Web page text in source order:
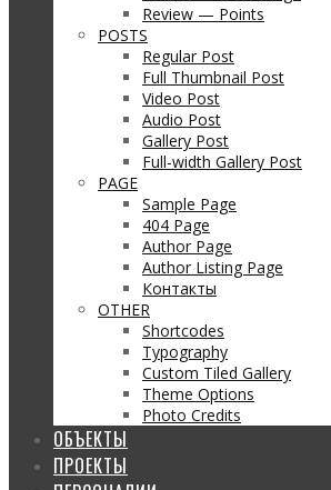
Review — Points
POSTS
Regular Post
Full Thumbnail Post
Video Post
Audio Post
Gallery Post
Full-width Gallery Post
PAGE
Sample Page
404 Page
Author Page
Author Listing Page
Контакты
OTHER
Shortcodes
Typography
Custom Tiled Gallery
Theme Options
Photo Credits
ОБЪЕКТЫ
ПРОЕКТЫ